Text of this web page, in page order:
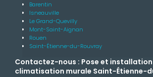
Barentin
Isneauville
Le Grand-Quevilly
Mont-Saint-Aignan
Rouen
Saint-Étienne-du-Rouvray
Contactez-nous : Pose et
climatisation murale Saint-Étienne-